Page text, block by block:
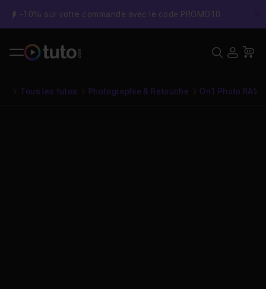
-10% sur votre commande avec le code PROMO10
Tous les tutos Photographie & Retouche On1 Photo RAW